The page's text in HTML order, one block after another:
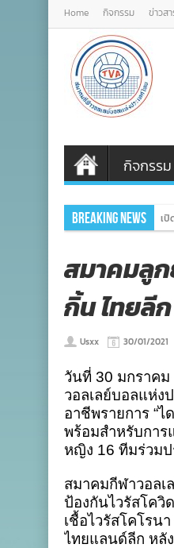
Home กิจกรรม ข่าวส
กิจกรรม
Breaking News เปิ
สมาคมลูก
กิ้น ไทยลีก
Usxx 30/01/2021
วันที่ 30 มกราคม
วอลเลย์บอลแห่ง
อาชีพรายการ “
พร้อมสำหรับการ
หญิง 16 ทีมร่วม
สมาคมกีฬาวอลเ
ป้องกันไวรัสโค
เชื้อไวรัสโคโรน
ไทยแลนด์ลีก หลั